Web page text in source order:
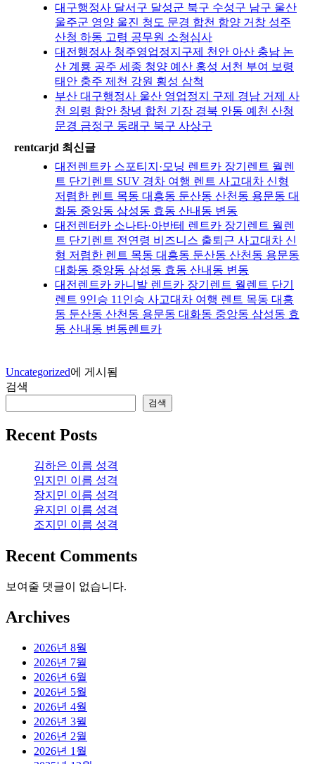
대구행정사 달서구 달성군 북구 수성구 남구 울산
울주군 영양 울진 청도 문경 합천 함양 거창 성주
산청 하동 고령 공무원 소청심사
대전행정사 청주영업정지구제 천안 아산 충남 논
산 계룡 공주 세종 청양 예산 홍성 서천 부여 보령
태안 충주 제천 강원 횡성 삼척
부산 대구행정사 울산 영업정지 구제 경남 거제 사
천 의령 함안 창녕 합천 기장 경북 안동 예천 산청
문경 금정구 동래구 북구 사상구
rentcarjd 최신글
대전렌트카 스포티지·모닝 렌트카 장기렌트 월렌
트 단기렌트 SUV 경차 여행 렌트 사고대차 신형
저렴한 렌트 목동 대흥동 둔산동 산천동 용문동 대
화동 중앙동 삼성동 효동 산내동 변동
대전렌터카 소나타·아반테 렌트카 장기렌트 월렌
트 단기렌트 전연령 비즈니스 출퇴근 사고대차 신
형 저렴한 렌트 목동 대흥동 둔산동 산천동 용문동
대화동 중앙동 삼성동 효동 산내동 변동
대전렌트카 카니발 렌트카 장기렌트 월렌트 단기
렌트 9인승 11인승 사고대차 여행 렌트 목동 대흥
동 둔산동 산천동 용문동 대화동 중앙동 삼성동 효
동 산내동 변동렌트카
Uncategorized에 게시됨
검색
검색
Recent Posts
김하은 이름 성격
임지민 이름 성격
장지민 이름 성격
윤지민 이름 성격
조지민 이름 성격
Recent Comments
보여줄 댓글이 없습니다.
Archives
2026년 8월
2026년 7월
2026년 6월
2026년 5월
2026년 4월
2026년 3월
2026년 2월
2026년 1월